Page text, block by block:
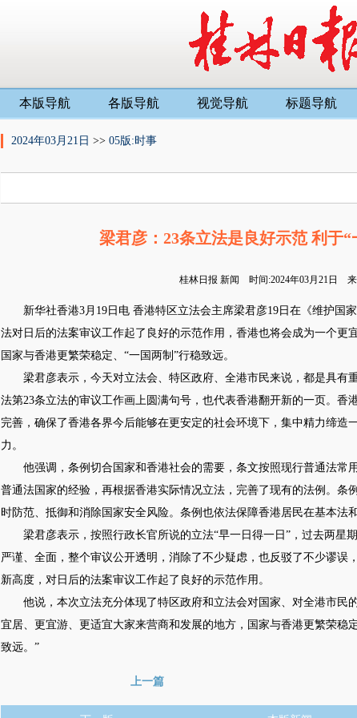
本版导航 各版导航 视觉导航 标题导航
2024年03月21日 >> 05版:时事
梁君彦：23条立法是良好示范 利于
桂林日报 新闻 时间:2024年03月21日 来
新华社香港3月19日电 香港特区立法会主席梁君彦19日在《维护国
法对日后的法案审议工作起了良好的示范作用，香港也将会成为一个更
国家与香港更繁荣稳定、“一国两制”行稳致远。
梁君彦表示，今天对立法会、特区政府、全港市民来说，都是具有
法第23条立法的审议工作画上圆满句号，也代表香港翻开新的一页。香
完善，确保了香港各界今后能够在更安定的社会环境下，集中精力缔造
力。
他强调，条例切合国家和香港社会的需要，条文按照现行普通法常
普通法国家的经验，再根据香港实际情况立法，完善了现有的法例。条
时防范、抵御和消除国家安全风险。条例也依法保障香港居民在基本法
梁君彦表示，按照行政长官所说的立法“早一日得一日”，过去两星期
严谨、全面，整个审议公开透明，消除了不少疑虑，也反驳了不少谬误
新高度，对日后的法案审议工作起了良好的示范作用。
他说，本次立法充分体现了特区政府和立法会对国家、对全港市民
宜居、更宜游、更适宜大家来营商和发展的地方，国家与香港更繁荣稳
致远。”
上一篇